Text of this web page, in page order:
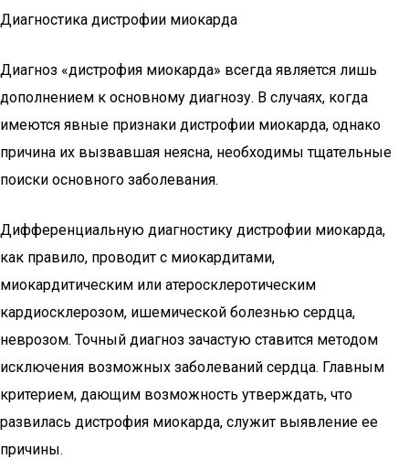
Диагностика дистрофии миокарда
Диагноз «дистрофия миокарда» всегда является лишь
дополнением к основному диагнозу. В случаях, когда
имеются явные признаки дистрофии миокарда, однако
причина их вызвавшая неясна, необходимы тщательные
поиски основного заболевания.
Дифференциальную диагностику дистрофии миокарда,
как правило, проводит с миокардитами,
миокардитическим или атеросклеротическим
кардиосклерозом, ишемической болезнью сердца,
неврозом. Точный диагноз зачастую ставится методом
исключения возможных заболеваний сердца. Главным
критерием, дающим возможность утверждать, что
развилась дистрофия миокарда, служит выявление ее
причины.